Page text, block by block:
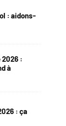
: aidons-
2026 :
à
: ça